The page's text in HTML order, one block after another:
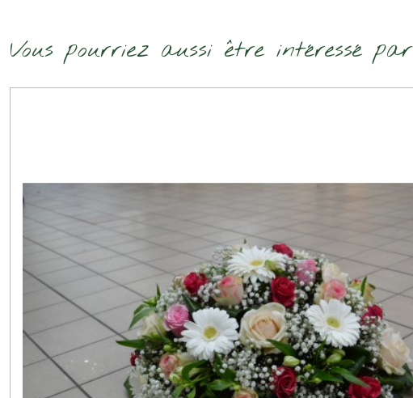
Vous pourriez aussi être intéressé par